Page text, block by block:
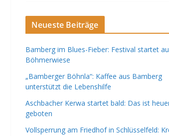
Neueste Beiträge
Bamberg im Blues-Fieber: Festival startet
Böhmerwiese
„Bamberger Böhnla“: Kaffee aus Bamberg
unterstützt die Lebenshilfe
Aschbacher Kerwa startet bald: Das ist
geboten
Vollsperrung am Friedhof in Schlüsselfeld: